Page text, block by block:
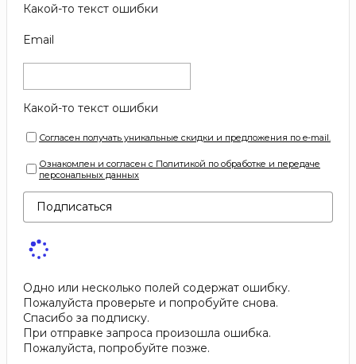
Какой-то текст ошибки
Email
Какой-то текст ошибки
Согласен получать уникальные скидки и предложения по e-mail.
Ознакомлен и согласен с Политикой по обработке и передаче
персональных данных
Подписаться
Одно или несколько полей содержат ошибку.
Пожалуйста проверьте и попробуйте снова.
Спасибо за подписку.
При отправке запроса произошла ошибка.
Пожалуйста, попробуйте позже.